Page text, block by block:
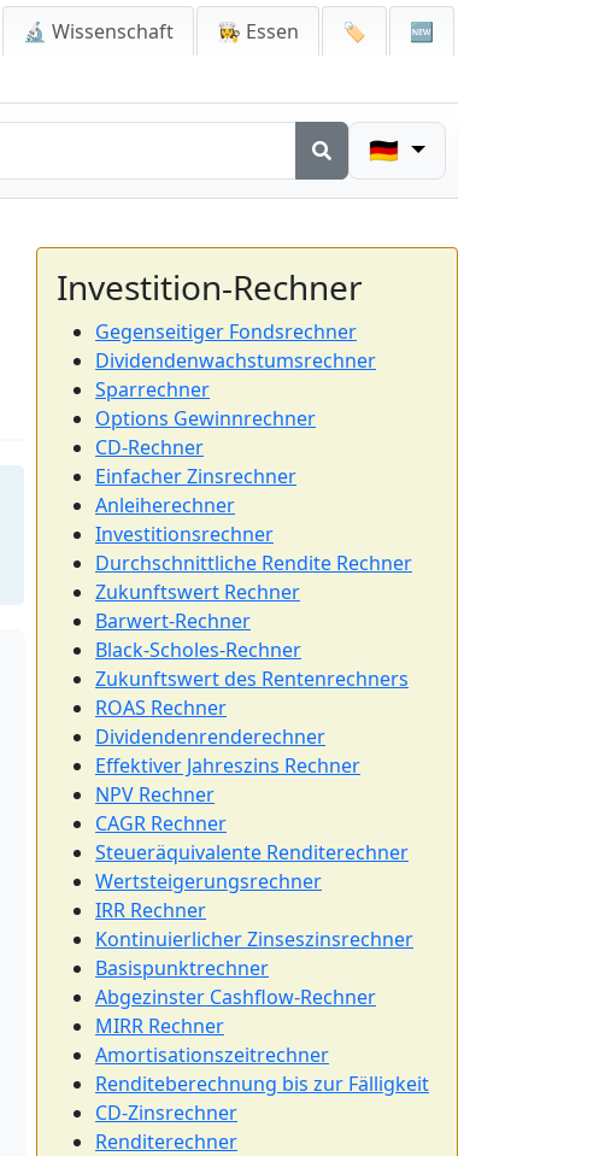
🔬 Wissenschaft 👩‍🍳 Essen 🏷️
🆕
🇩🇪
Investition-Rechner
Gegenseitiger Fondsrechner
Dividendenwachstumsrechner
Sparrechner
Options Gewinnrechner
CD-Rechner
Einfacher Zinsrechner
Anleiherechner
Investitionsrechner
Durchschnittliche Rendite Rechner
Zukunftswert Rechner
Barwert-Rechner
Black-Scholes-Rechner
Zukunftswert des Rentenrechners
ROAS Rechner
Dividendenrenderechner
Effektiver Jahreszins Rechner
NPV Rechner
CAGR Rechner
Steueräquivalente Renditerechner
Wertsteigerungsrechner
IRR Rechner
Kontinuierlicher Zinseszinsrechner
Basispunktrechner
Abgezinster Cashflow-Rechner
MIRR Rechner
Amortisationszeitrechner
Renditeberechnung bis zur Fälligkeit
CD-Zinsrechner
Renditerechner